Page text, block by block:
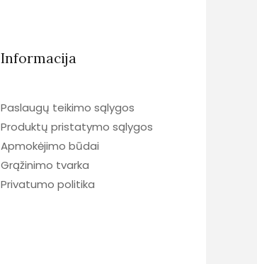
Informacija
Paslaugų teikimo sąlygos
Produktų pristatymo sąlygos
Apmokėjimo būdai
Grąžinimo tvarka
Privatumo politika